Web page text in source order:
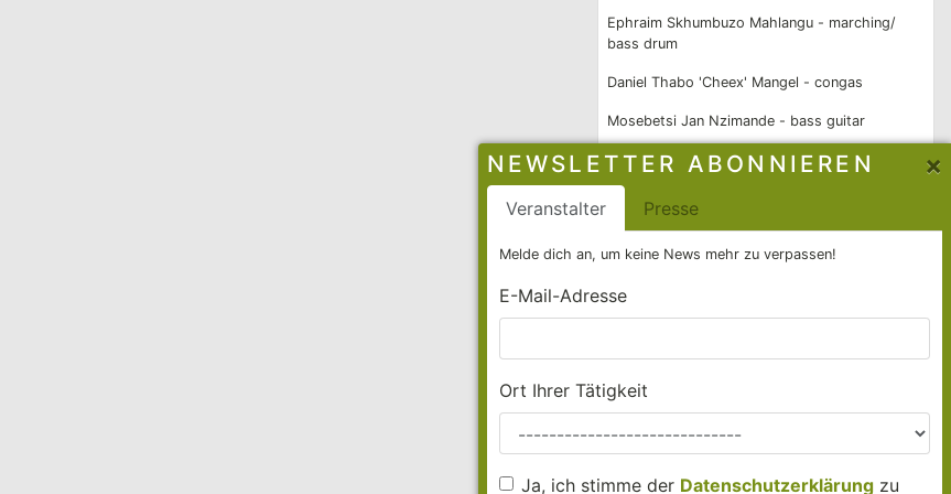
afro-psychedelisches Feuer", sagt Sänger Kgomotso
das Rudolstadt Festival, Sziget, FMM Sines, das Beaches Brew
, ihrem
bei Outhere Records, schlagen BCUC nun das nächste
Ephraim Skhumbuzo Mahlangu - marching/
bass drum
Daniel Thabo 'Cheex' Mangel - congas
Mosebetsi Jan Nzimande - bass guitar
Verfügbarkeit
Territorien:
Deutschland,Österreich ,Schweiz
2027
Kontakt
×
NEWSLETTER ABONNIEREN
Veranstalter Presse
Melde dich an, um keine News mehr zu verpassen!
E-Mail-Adresse
Ort Ihrer Tätigkeit
Ja, ich stimme der Datenschutzerklärung zu